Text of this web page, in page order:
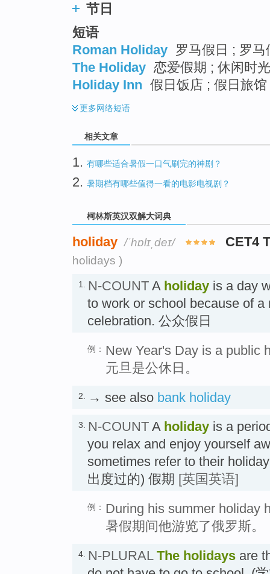
节日
短语
Roman Holiday 罗马假日 ; 罗
The Holiday 恋爱假期 ; 休闲时光
Holiday Inn 假日饭店 ; 假日旅
更多网络短语
相关文章
1. 有哪些适合暑假一口气刷完的神剧？
2. 暑期档有哪些值得一看的电影电视剧？
柯林斯英汉双解大词典
holiday /ˈhɒlɪˌdeɪ/ CET4
holidays )
1. N-COUNT A holiday is a day
to work or school because of a
celebration. 公众假日
例： New Year's Day is a public
元旦是公休日。
2. → see also bank holiday
3. N-COUNT A holiday is a
you relax and enjoy yourself
sometimes refer to their
出度过的) 假期 [英国英语]
例： During his summer holiday
暑假期间他游览了俄罗斯。
4. N-PLURAL The holidays are